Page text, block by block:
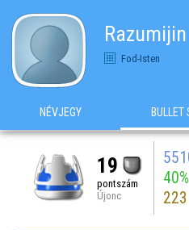
Razumijin
Fod-Isten
NÉVJEGY BULLET
19
pontszám
Újonc
40%
223